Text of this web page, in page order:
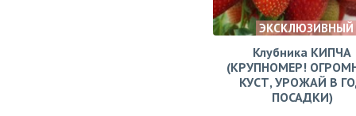
ЭКСКЛЮЗИВНЫЙ
Клубника КИПЧА
(КРУПНОМЕР!
КУСТ, УРОЖАЙ В
ПОСАДКИ)